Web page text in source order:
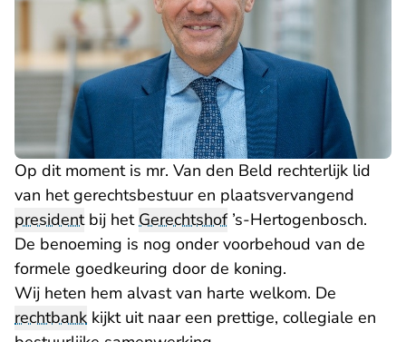
Op dit moment is mr. Van den Beld rechterlijk lid
van het gerechtsbestuur en plaatsvervangend
presidentbij hetGerechtshof’s-Hertogenbosch.
De benoeming is nog onder voorbehoud van de
formele goedkeuring door de koning.
Wij heten hem alvast van harte welkom. De
rechtbank kijkt uit naar een prettige, collegiale en